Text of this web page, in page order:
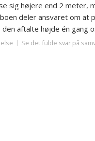
sig højere end 2 meter,
deler ansvaret om
aftalte højde én gang
Se det fulde svar på